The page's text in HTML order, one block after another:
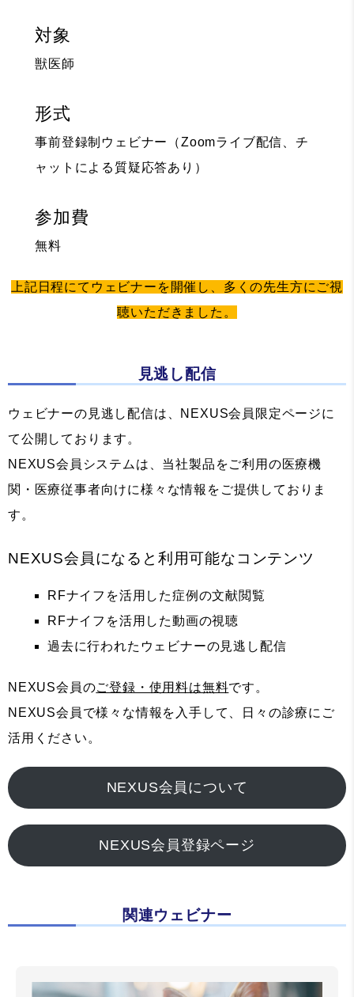
対象
獣医師
形式
事前登録制ウェビナー（Zoomライブ配信、チ
ャットによる質疑応答あり）
参加費
無料
上記日程にてウェビナーを開催し、多くの先生方にご視
聴いただきました。
見逃し配信
ウェビナーの見逃し配信は、NEXUS会員限定ページに
て公開しております。
NEXUS会員システムは、当社製品をご利用の医療機
関・医療従事者向けに様々な情報をご提供しておりま
す。
NEXUS会員になると利用可能なコンテンツ
RFナイフを活用した症例の文献閲覧
RFナイフを活用した動画の視聴
過去に行われたウェビナーの見逃し配信
NEXUS会員のご登録・使用料は無料です。
NEXUS会員で様々な情報を入手して、日々の診療にご
活用ください。
NEXUS会員について
NEXUS会員登録ページ
関連ウェビナー